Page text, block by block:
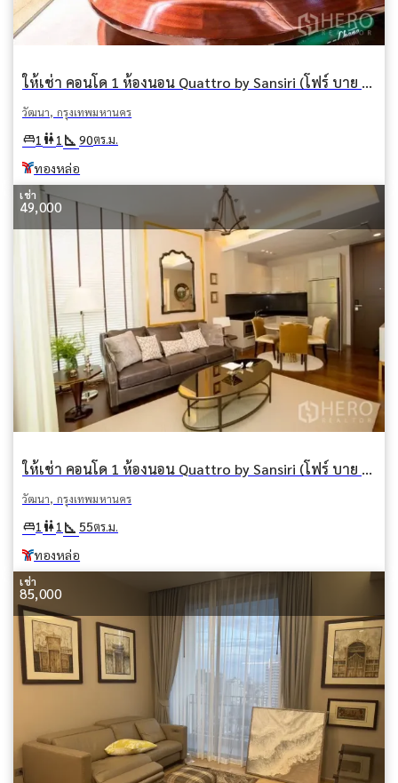
ให้เช่า คอนโด 1 ห้องนอน Quattro by Sansiri (โฟร์ บาย ซันซิริ) คลองตันเหนือ วัฒนา กรุงเทพมหานคร BTS ทองหล่อ
วัฒนา, กรุงเทพมหานคร
king_bed1 wc1 square_foot 90ตร.ม.
ทองหล่อ
เช่า
49,000
ให้เช่า คอนโด 1 ห้องนอน Quattro by Sansiri (โฟร์ บาย ซันซิริ) คลองตันเหนือ วัฒนา กรุงเทพมหานคร BTS ทองหล่อ
วัฒนา, กรุงเทพมหานคร
king_bed1 wc1 square_foot 55ตร.ม.
ทองหล่อ
เช่า
85,000